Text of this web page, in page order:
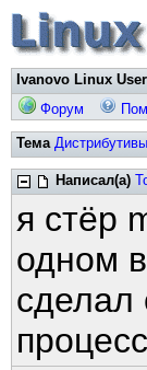
Ivanovo Linux
Форум
Тема Дистрибутивы
Написал(а)
я стёр
одном
сделал